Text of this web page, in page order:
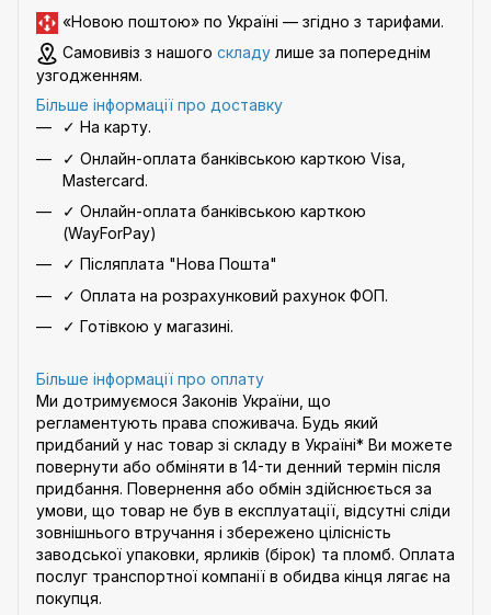
«Новою поштою» по Україні — згідно з тарифами.
Самовивіз з нашого складу лише за попереднім
узгодженням.
Більше інформації про доставку
✓ На карту.
✓ Онлайн-оплата банківською карткою Visa,
Mastercard.
✓ Онлайн-оплата банківською карткою
(WayForPay)
✓ Післяплата "Нова Пошта"
✓ Оплата на розрахунковий рахунок ФОП.
✓ Готівкою у магазині.
Більше інформації про оплату
Ми дотримуємося Законів України, що
регламентують права споживача. Будь який
придбаний у нас товар зі складу в Україні* Ви можете
повернути або обміняти в 14-ти денний термін після
придбання. Повернення або обмін здійснюється за
умови, що товар не був в експлуатації, відсутні сліди
зовнішнього втручання і збережено цілісність
заводської упаковки, ярликів (бірок) та пломб. Оплата
послуг транспортної компанії в обидва кінця лягає на
покупця.